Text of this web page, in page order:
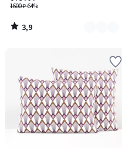
1600 ₽-64%
3,9
/